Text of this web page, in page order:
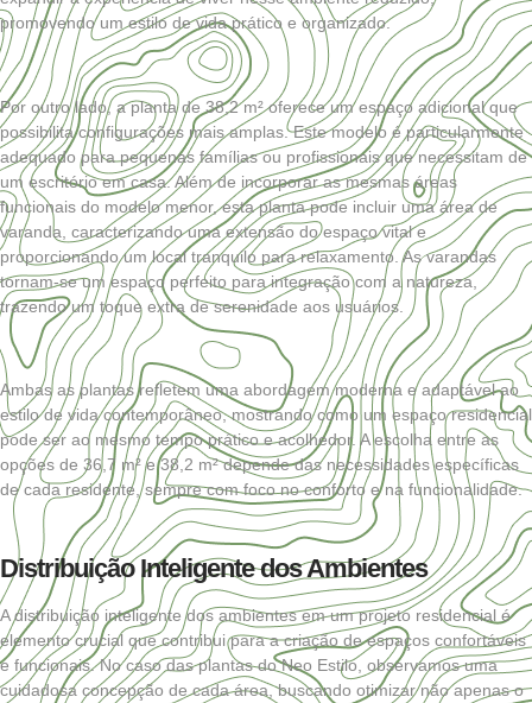
promovendo um estilo de vida prático e organizado.
Por outro lado, a planta de 38,2 m² oferece um espaço adicional que
possibilita configurações mais amplas. Este modelo é particularmente
adequado para pequenas famílias ou profissionais que necessitam de
um escritório em casa. Além de incorporar as mesmas áreas
funcionais do modelo menor, esta planta pode incluir uma área de
varanda, caracterizando uma extensão do espaço vital e
proporcionando um local tranquilo para relaxamento. As varandas
tornam-se um espaço perfeito para integração com a natureza,
trazendo um toque extra de serenidade aos usuários.
Ambas as plantas refletem uma abordagem moderna e adaptável ao
estilo de vida contemporâneo, mostrando como um espaço residencial
pode ser ao mesmo tempo prático e acolhedor. A escolha entre as
opções de 36,7 m² e 38,2 m² depende das necessidades específicas
de cada residente, sempre com foco no conforto e na funcionalidade.
Distribuição Inteligente dos Ambientes
A distribuição inteligente dos ambientes em um projeto residencial é
elemento crucial que contribui para a criação de espaços confortáveis
e funcionais. No caso das plantas do Neo Estilo, observamos uma
cuidadosa concepção de cada área, buscando otimizar não apenas o